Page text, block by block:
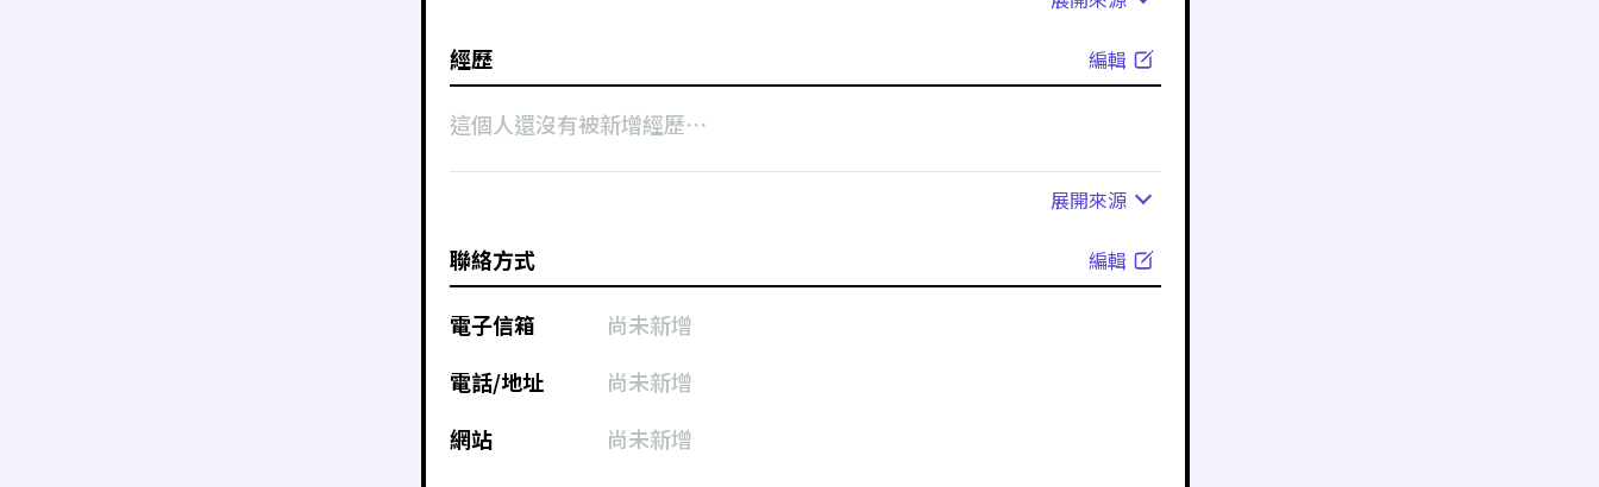
經歷 編輯
這個人還沒有被新增經歷⋯
展開來源
聯絡方式 編輯
電子信箱
尚未新增
電話/地址
尚未新增
網站
尚未新增